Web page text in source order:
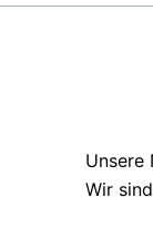
Unsere
Wir